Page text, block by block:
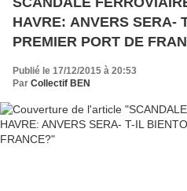
HAVRE: ANVERS SERA-
PREMIER PORT DE
Publié le 17/12/2015 à 20:53
Par Collectif BEN